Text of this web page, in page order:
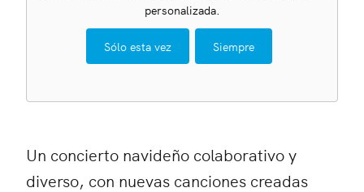
personalizada.
Sólo esta vez Siempre
Un concierto navideño colaborativo y
diverso, con nuevas canciones creadas